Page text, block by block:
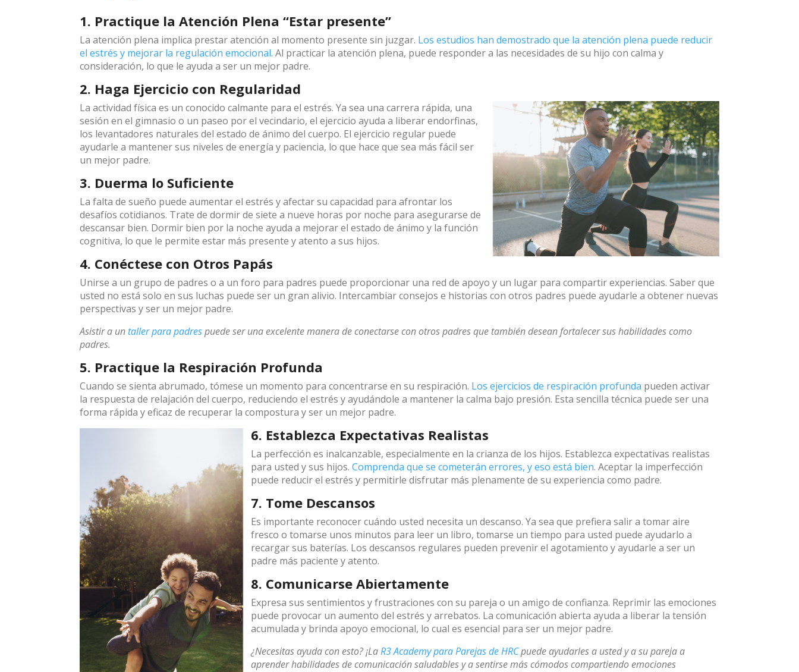
1. Practique la Atención Plena “Estar presente”
La atención plena implica prestar atención al momento presente sin juzgar. Los estudios han demostrado que la atención plena puede reducir
el estrés y mejorar la regulación emocional. Al practicar la atención plena, puede responder a las necesidades de su hijo con calma y
consideración, lo que le ayuda a ser un mejor padre.
2. Haga Ejercicio con Regularidad
La actividad física es un conocido calmante para el estrés. Ya sea una carrera rápida, una
sesión en el gimnasio o un paseo por el vecindario, el ejercicio ayuda a liberar endorfinas,
los levantadores naturales del estado de ánimo del cuerpo. El ejercicio regular puede
ayudarle a mantener sus niveles de energía y paciencia, lo que hace que sea más fácil ser
un mejor padre.
3. Duerma lo Suficiente
La falta de sueño puede aumentar el estrés y afectar su capacidad para afrontar los
desafíos cotidianos. Trate de dormir de siete a nueve horas por noche para asegurarse de
descansar bien. Dormir bien por la noche ayuda a mejorar el estado de ánimo y la función
cognitiva, lo que le permite estar más presente y atento a sus hijos.
4. Conéctese con Otros Papás
Unirse a un grupo de padres o a un foro para padres puede proporcionar una red de apoyo y un lugar para compartir experiencias. Saber que
usted no está solo en sus luchas puede ser un gran alivio. Intercambiar consejos e historias con otros padres puede ayudarle a obtener nuevas
perspectivas y ser un mejor padre.
Asistir a un taller para padrespuede ser una excelente manera de conectarse con otros padres que también desean fortalecer sus habilidades como
padres.
5. Practique la Respiración Profunda
Cuando se sienta abrumado, tómese un momento para concentrarse en su respiración. Los ejercicios de respiración profunda pueden activar
la respuesta de relajación del cuerpo, reduciendo el estrés y ayudándole a mantener la calma bajo presión. Esta sencilla técnica puede ser una
forma rápida y eficaz de recuperar la compostura y ser un mejor padre.
6. Establezca Expectativas Realistas
La perfección es inalcanzable, especialmente en la crianza de los hijos. Establezca expectativas realistas
para usted y sus hijos.Comprenda que se cometerán errores, y eso está bien. Aceptar la imperfección
puede reducir el estrés y permitirle disfrutar más plenamente de su experiencia como padre.
7. Tome Descansos
Es importante reconocer cuándo usted necesita un descanso. Ya sea que prefiera salir a tomar aire
fresco o tomarse unos minutos para leer un libro, tomarse un tiempo para usted puede ayudarlo a
recargar sus baterías. Los descansos regulares pueden prevenir el agotamiento y ayudarle a ser un
padre más paciente y atento.
8. Comunicarse Abiertamente
Expresa sus sentimientos y frustraciones con su pareja o un amigo de confianza. Reprimir las emociones
puede provocar un aumento del estrés y arrebatos. La comunicación abierta ayuda a liberar la tensión
acumulada y brinda apoyo emocional, lo cual es esencial para ser un mejor padre.
¿Necesitas ayuda con esto? ¡LaR3 Academy para Parejas de HRCpuede ayudarles a usted y a su pareja a
aprender habilidades de comunicación saludables y a sentirse más cómodos compartiendo emociones